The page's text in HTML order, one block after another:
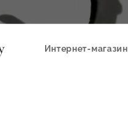
Интернет-магазин